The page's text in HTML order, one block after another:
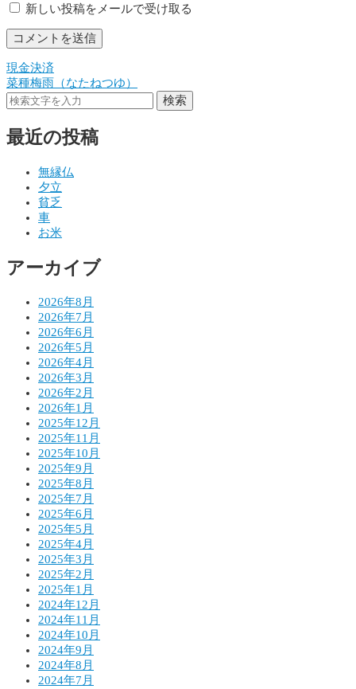
新しい投稿をメールで受け取る
投
稿
ビ
ン
現金決済
菜種梅雨（なたねつゆ）
検索
最近の投稿
無縁仏
夕立
貧乏
車
お米
アーカイブ
2026年8月
2026年7月
2026年6月
2026年5月
2026年4月
2026年3月
2026年2月
2026年1月
2025年12月
2025年11月
2025年10月
2025年9月
2025年8月
2025年7月
2025年6月
2025年5月
2025年4月
2025年3月
2025年2月
2025年1月
2024年12月
2024年11月
2024年10月
2024年9月
2024年8月
2024年7月